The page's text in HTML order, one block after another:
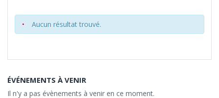
Aucun résultat trouvé.
ÉVÉNEMENTS À VENIR
Il n'y a pas évènements à venir en ce moment.